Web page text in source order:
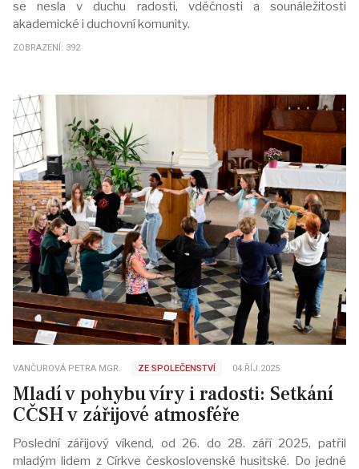
se nesla v duchu radosti, vděčnosti a sounáležitosti
akademické i duchovní komunity.
ZOBRAZENÍ: 392
VANČUROVÁ PETRA MGR. ZE SPOLEČENSTVÍ 04.ŘÍJ.2025
Mladí v pohybu víry i radosti: Setkání
CČSH v zářijové atmosféře
Poslední zářijový víkend, od 26. do 28. září 2025, patřil
mladým lidem z Církve československé husitské. Do jedné